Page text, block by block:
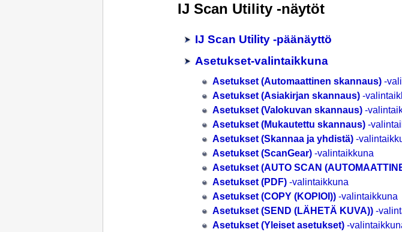
IJ Scan Utility -näytöt
IJ Scan Utility-päänäyttö
Asetukset-valintaikkuna
Asetukset (Automaattinen skannaus)-
Asetukset (Asiakirjan skannaus)-
Asetukset (Valokuvan skannaus)-
Asetukset (Mukautettu skannaus)-
Asetukset (Skannaa ja yhdistä)-
Asetukset (ScanGear)-valintaikkuna
Asetukset (AUTO SCAN
Asetukset (PDF)-valintaikkuna
Asetukset (COPY (KOPIOI))-valintaikkuna
Asetukset (SEND (LÄHETÄ KUVA))-
Asetukset (Yleiset asetukset)-